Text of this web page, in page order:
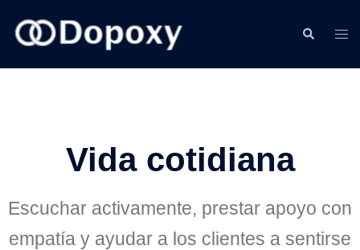
Vida cotidiana
Escuchar activamente, prestar apoyo con
empatía y ayudar a los clientes a sentirse